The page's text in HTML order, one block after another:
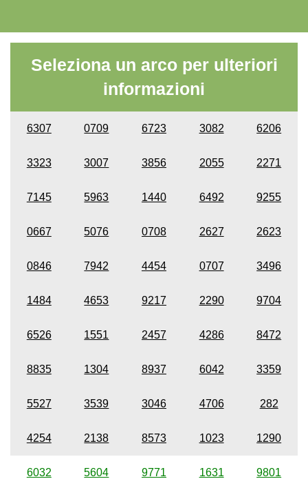
Seleziona un arco per ulteriori
informazioni
6307 0709 6723 3082 6206
3323 3007 3856 2055 2271
7145 5963 1440 6492 9255
0667 5076 0708 2627 2623
0846 7942 4454 0707 3496
1484 4653 9217 2290 9704
6526 1551 2457 4286 8472
8835 1304 8937 6042 3359
5527 3539 3046 4706 282
4254 2138 8573 1023 1290
6032 5604 9771 1631 9801